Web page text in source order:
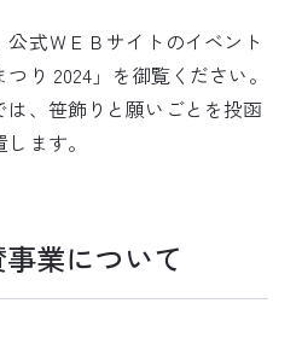
式ＷＥＢサイトのイベント
り 2024」を御覧ください。
は、笹飾りと願いごとを投函
ます。
業について